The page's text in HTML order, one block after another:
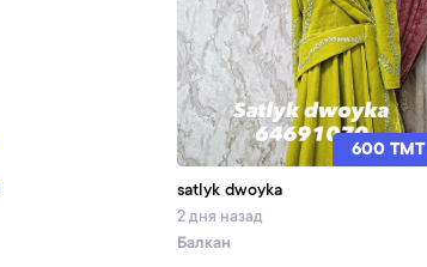
600 TMT
satlyk dwoyka
2 дня назад
Балкан